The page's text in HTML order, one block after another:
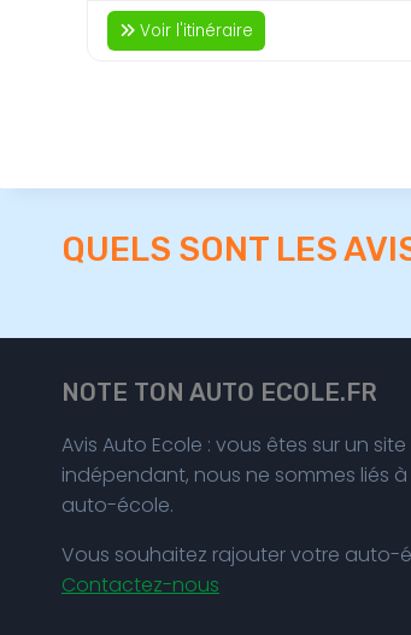
Voir l'itinéraire
QUELS SONT LES
NOTE TON AUTO ECOLE.FR
Avis Auto Ecole : vous êtes sur un site
indépendant, nous ne sommes liés
auto-école.
Vous souhaitez rajouter votre auto-
Contactez-nous